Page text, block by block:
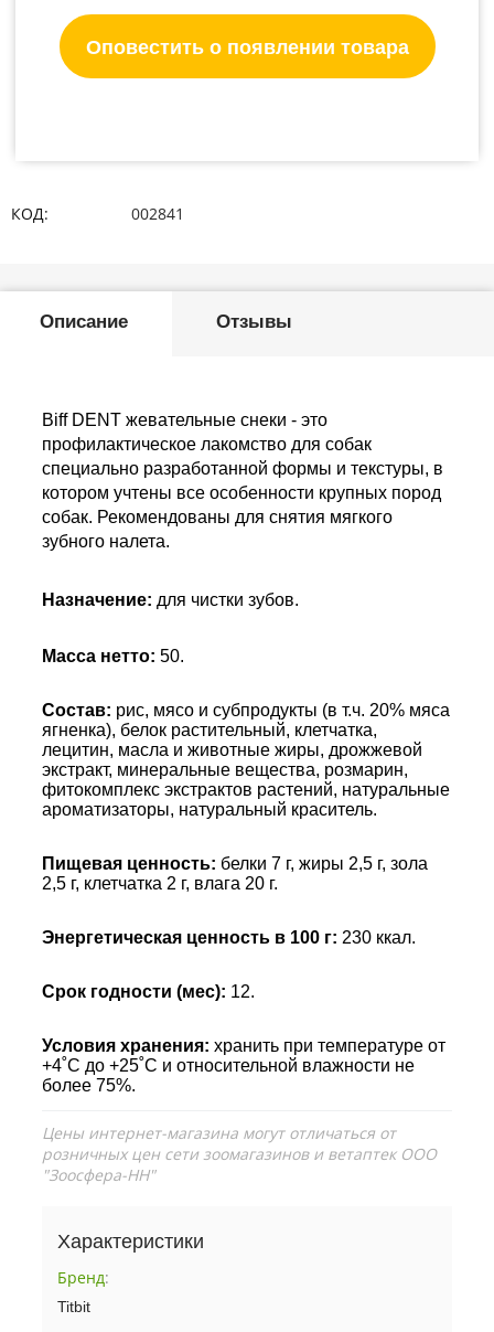
Оповестить о появлении товара
КОД: 002841
Описание Отзывы
Biff DENT жевательные снеки - это
профилактическое лакомство для собак
специально разработанной формы и текстуры, в
котором учтены все особенности крупных пород
собак. Рекомендованы для снятия мягкого
зубного налета.
Назначение: для чистки зубов.
Масса нетто: 50.
Состав: рис, мясо и субпродукты (в т.ч. 20% мяса
ягненка), белок растительный, клетчатка,
лецитин, масла и животные жиры, дрожжевой
экстракт, минеральные вещества, розмарин,
фитокомплекс экстрактов растений, натуральные
ароматизаторы, натуральный краситель.
Пищевая ценность: белки 7 г, жиры 2,5 г, зола
2,5 г, клетчатка 2 г, влага 20 г.
Энергетическая ценность в 100 г: 230 ккал.
Срок годности (мес): 12.
Условия хранения: хранить при температуре от
+4˚С до +25˚С и относительной влажности не
более 75%.
Цены интернет-магазина могут отличаться от
розничных цен сети зоомагазинов и ветаптек ООО
"Зоосфера-НН"
Характеристики
Бренд:
Titbit